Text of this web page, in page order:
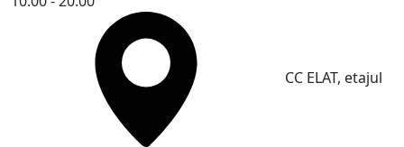
CC ELAT, etajul